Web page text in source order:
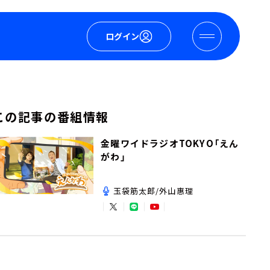
ログイン
の記事の番組情報
金曜ワイドラジオTOKYO「えん
がわ」
玉袋筋太郎/外山惠理